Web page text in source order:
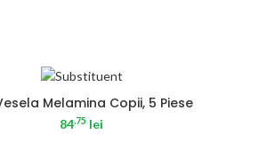
Melamina Copii, 5 Piese
84.75 lei